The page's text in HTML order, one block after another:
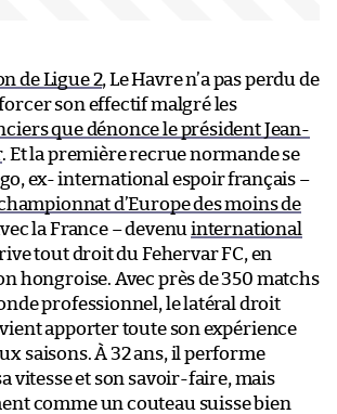
de Ligue 2, Le Havre n’a pas perdu de
son effectif malgré les
que dénonce le président Jean-
. Et la première recrue normande se
ex- international espoir français –
d’Europe des moins de
la France – devenu international
tout droit du Fehervar FC, en
hongroise. Avec près de 350 matchs
professionnel, le latéral droit
apporter toute son expérience
saisons. À 32 ans, il performe
vitesse et son savoir-faire, mais
comme un couteau suisse bien